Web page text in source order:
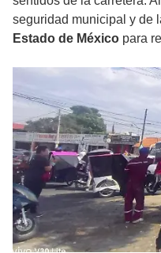
seguridad municipal y de
Estado de México para